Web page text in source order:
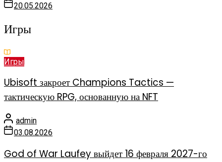
20.05.2026
Игры
Игры
Ubisoft закроет Champions Tactics —
тактическую RPG, основанную на NFT
admin
03.08.2026
God of War Laufey выйдет 16 февраля 2027-го